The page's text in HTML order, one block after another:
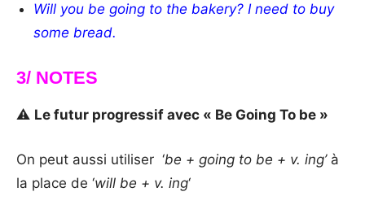
Will you be going to the bakery? I need to buy
some bread.
3/ NOTES
⚠️ Le futur progressif avec « Be Going To be »
On peut aussi utiliser ‘be + going to be + v. ing’à
la place de ‘will be + v. ing‘